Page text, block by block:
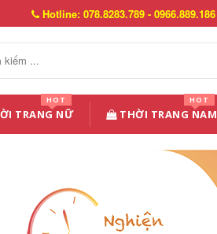
Hotline: 078.8283.789 - 0966.889.186
TRANG NỮ
HOT
THỜI TRANG NAM
HOT